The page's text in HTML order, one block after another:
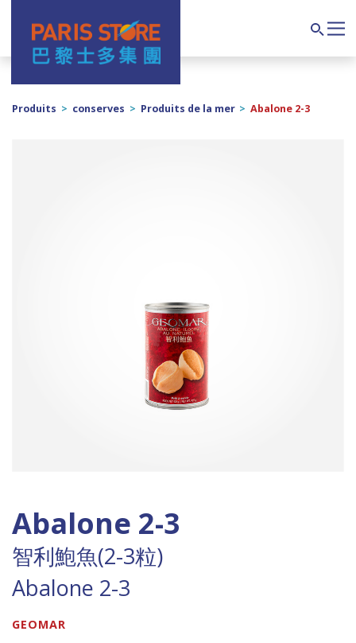
Navigation principale
Produits > conserves > Produits de la mer > Abalone 2-3
Abalone 2-3
智利鮑魚(2-3粒)
Abalone 2-3
GEOMAR